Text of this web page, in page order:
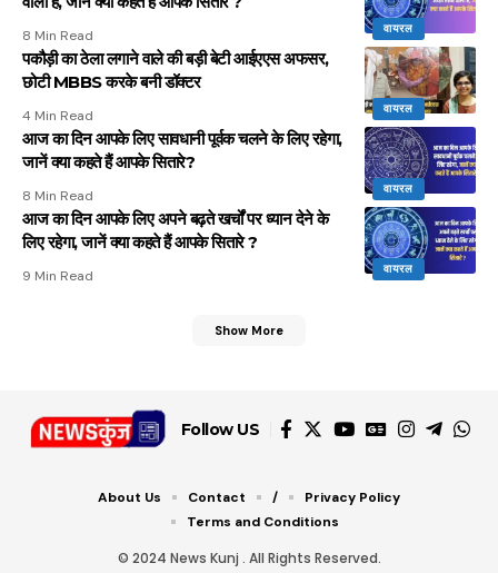
वायरल
8 Min Read
वायरल
पकौड़ी का ठेला लगाने वाले की बड़ी बेटी आईएएस अफसर,
छोटी MBBS करके बनी डॉक्टर
4 Min Read
वायरल
आज का दिन आपके लिए सावधानी पूर्वक चलने के लिए रहेगा,
जानें क्या कहते हैं आपके सितारे?
8 Min Read
वायरल
आज का दिन आपके लिए अपने बढ़ते खर्चों पर ध्यान देने के
लिए रहेगा, जानें क्या कहते हैं आपके सितारे ?
9 Min Read
Show More
Follow US
© 2024 News Kunj . All Rights Reserved.
About Us Contact /
Privacy Policy
Terms and Conditions